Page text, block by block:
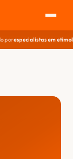
porespecialistas em